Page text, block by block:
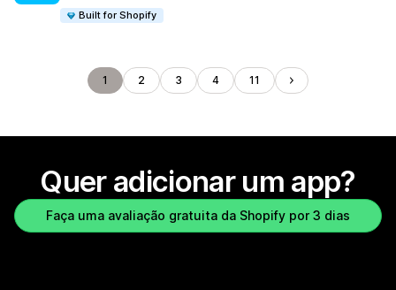
Built for Shopify
1 2 3 4 11
Quer adicionar um app?
Faça uma avaliação gratuita da Shopify por 3 dias